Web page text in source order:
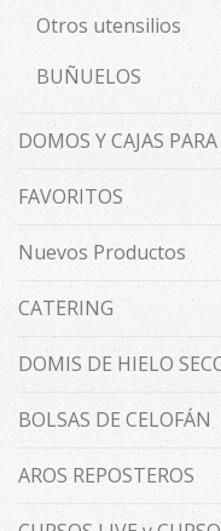
Otros utensilios
BUÑUELOS
DOMOS Y CAJAS
FAVORITOS
Nuevos Productos
CATERING
DOMIS DE HIELO
BOLSAS DE CELOFÁN
AROS REPOSTEROS